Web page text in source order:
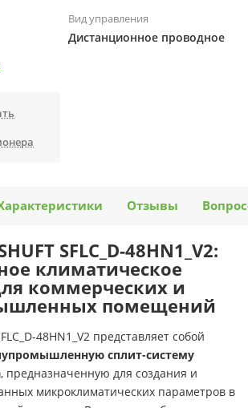
Вид управления
Дистанционное проводное
Отзывы
SFLC_D-48HN1_V2:
климатическое
коммерческих и
помещений
48HN1_V2 представляет собой
сплит-систему
, предназначенную для создания и
микроклиматических параметров в